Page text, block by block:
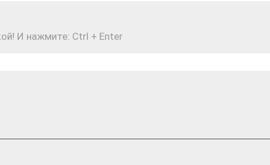
И нажмите: Ctrl + Enter